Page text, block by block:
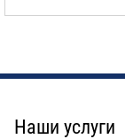
Наши услуги